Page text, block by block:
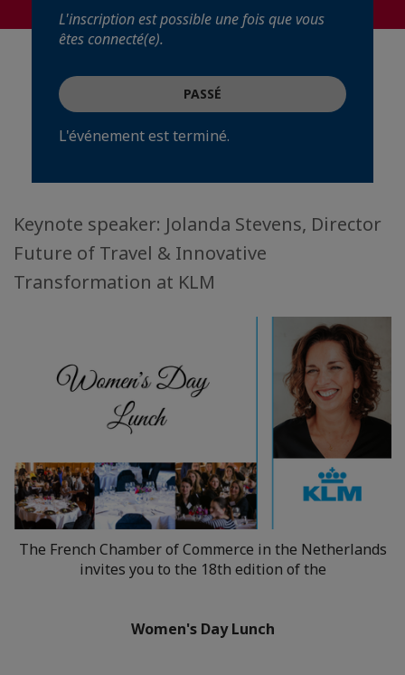
L'inscription est possible une fois que vous
êtes connecté(e).
PASSÉ
L'événement est terminé.
Keynote speaker: Jolanda Stevens, Director
Future of Travel & Innovative
Transformation at KLM
The French Chamber of Commerce in the Netherlands
invites you to the 18th edition of the
Women's Day Lunch